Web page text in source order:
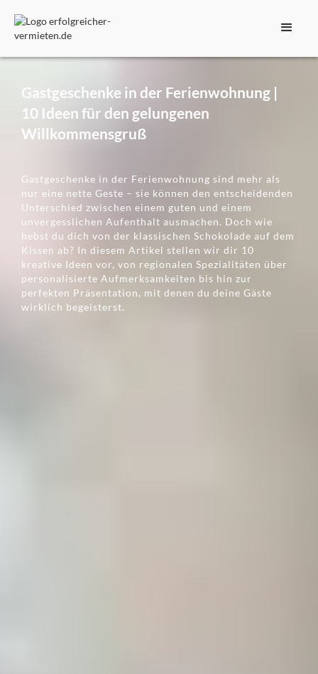
Gastgeschenke in der Ferienwohnung |
10 Ideen für den gelungenen
Willkommensgruß
Gastgeschenke in der Ferienwohnung sind mehr als
nur eine nette Geste – sie können den entscheidenden
Unterschied zwischen einem guten und einem
unvergesslichen Aufenthalt ausmachen. Doch wie
hebst du dich von der klassischen Schokolade auf dem
Kissen ab? In diesem Artikel stellen wir dir 10
kreative Ideen vor, von regionalen Spezialitäten über
personalisierte Aufmerksamkeiten bis hin zur
perfekten Präsentation, mit denen du deine Gäste
wirklich begeisterst.